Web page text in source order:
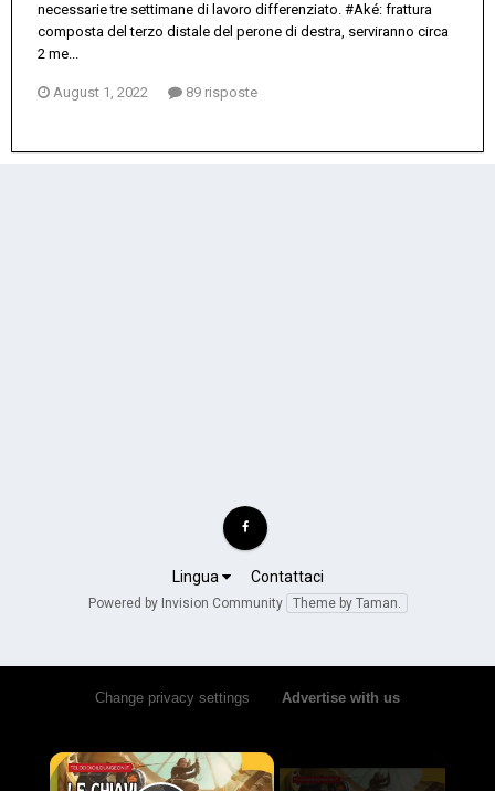
necessarie tre settimane di lavoro differenziato. #Aké: frattura
composta del terzo distale del perone di destra, serviranno circa
2 me...
August 1, 2022 89 risposte
Lingua Contattaci
Powered by Invision Community Theme by Taman.
Change privacy settings Advertise with us
×